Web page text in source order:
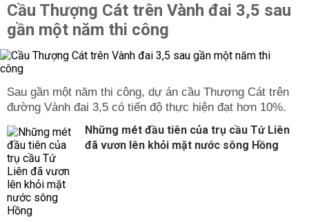
Cầu Thượng Cát trên Vành đai 3,5 sau
gần một năm thi công
Sau gần một năm thi công, dự án cầu Thượng Cát trên
đường Vành đai 3,5 có tiến độ thực hiện đạt hơn 10%.
Những mét đầu tiên của trụ cầu Tứ Liên
đã vươn lên khỏi mặt nước sông Hồng